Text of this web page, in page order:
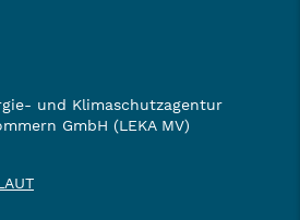
und Klimaschutzagentur
GmbH (LEKA MV)